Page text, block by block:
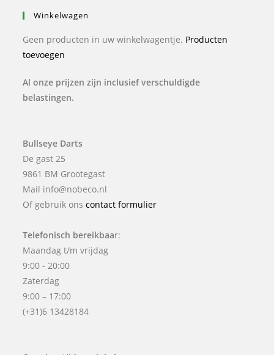
Winkelwagen
Geen producten in uw winkelwagentje. Producten
toevoegen
Al onze prijzen zijn inclusief verschuldigde
belastingen.
Bullseye Darts
De gast 25
9861 BM Grootegast
Mail info@nobeco.nl
Of gebruik onscontact formulier
Telefonisch bereikbaar:
Maandag t/m vrijdag
9:00 - 20:00
Zaterdag
9:00 – 17:00
(+31)6 13428184